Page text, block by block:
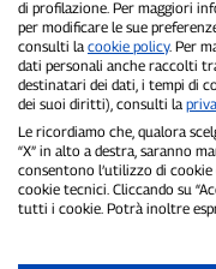
Registrazione numero
Proprietario ed
Direttore Responsabile:
"Se è
di profilazione. Per maggiori
per modificare le sue
consulti la cookie policy. Per
dati personali anche raccolti
destinatari dei dati, i tempi di
dei suoi diritti), consulti la
Le ricordiamo che, qualora
“X” in alto a destra, saranno
consentono l’utilizzo di
cookie tecnici. Cliccando su
tutti i cookie. Potrà inoltre